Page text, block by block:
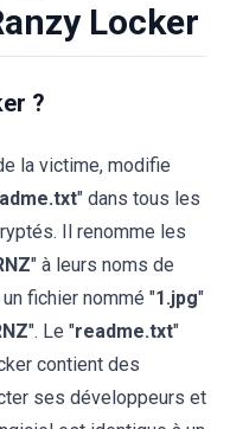
Locker
?
la victime, modifie
" dans tous les
Il renomme les
" à leurs noms de
fichier nommé "1.jpg"
". Le "readme.txt"
contient des
ses développeurs et